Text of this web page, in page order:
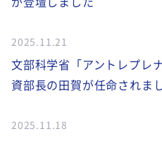
2025.11.21
文部科学省「アントレプレ
資部長の田賀が任命されま
2025.11.18